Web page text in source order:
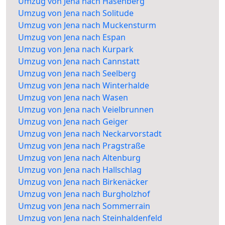
Umzug von Jena nach Solitude
Umzug von Jena nach Muckensturm
Umzug von Jena nach Espan
Umzug von Jena nach Kurpark
Umzug von Jena nach Cannstatt
Umzug von Jena nach Seelberg
Umzug von Jena nach Winterhalde
Umzug von Jena nach Wasen
Umzug von Jena nach Veielbrunnen
Umzug von Jena nach Geiger
Umzug von Jena nach Neckarvorstadt
Umzug von Jena nach Pragstraße
Umzug von Jena nach Altenburg
Umzug von Jena nach Hallschlag
Umzug von Jena nach Birkenäcker
Umzug von Jena nach Burgholzhof
Umzug von Jena nach Sommerrain
Umzug von Jena nach Steinhaldenfeld